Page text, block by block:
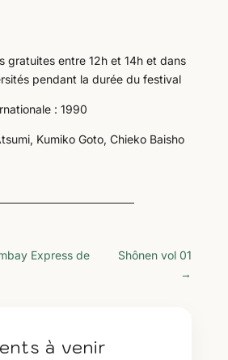
gratuites entre 12h et 14h et dans
pendant la durée du festival
: 1990
Kumiko Goto, Chieko Baisho
Express de
Shônen vol 01
→
à venir